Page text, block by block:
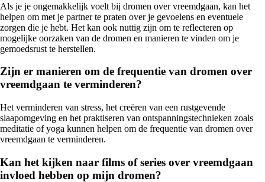
Als je je ongemakkelijk voelt bij dromen over vreemdgaan, kan het
helpen om met je partner te praten over je gevoelens en eventuele
zorgen die je hebt. Het kan ook nuttig zijn om te reflecteren op
mogelijke oorzaken van de dromen en manieren te vinden om je
gemoedsrust te herstellen.
Zijn er manieren om de frequentie van dromen over
vreemdgaan te verminderen?
Het verminderen van stress, het creëren van een rustgevende
slaapomgeving en het praktiseren van ontspanningstechnieken zoals
meditatie of yoga kunnen helpen om de frequentie van dromen over
vreemdgaan te verminderen.
Kan het kijken naar films of series over vreemdgaan
invloed hebben op mijn dromen?